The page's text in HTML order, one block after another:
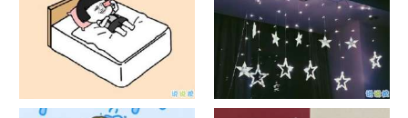
谐音梗土味情话大全带图片 油
很酷的霸气句子带图片 最新霸